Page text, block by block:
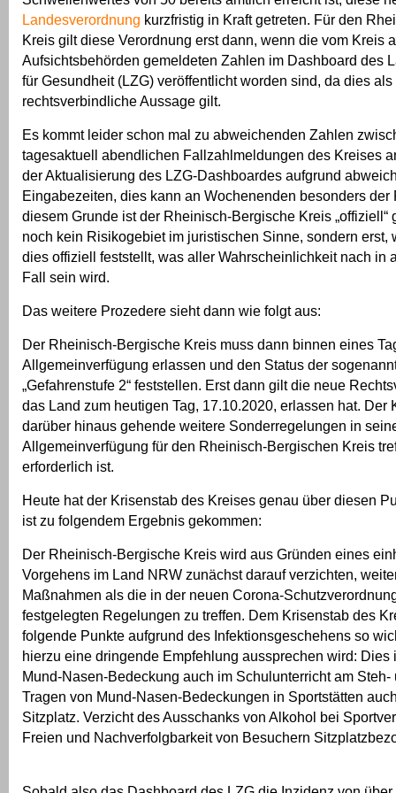
Landesverordnung kurzfristig in Kraft getreten. Für den
Kreis gilt diese Verordnung erst dann, wenn die vom Kreis
Aufsichtsbehörden gemeldeten Zahlen im Dashboard des
für Gesundheit (LZG) veröffentlicht worden sind, da dies als
rechtsverbindliche Aussage gilt.
Es kommt leider schon mal zu abweichenden Zahlen
tagesaktuell abendlichen Fallzahlmeldungen des Kreises
der Aktualisierung des LZG-Dashboardes aufgrund
Eingabezeiten, dies kann an Wochenenden besonders der
diesem Grunde ist der Rheinisch-Bergische Kreis „offiziell“
noch kein Risikogebiet im juristischen Sinne, sondern erst,
dies offiziell feststellt, was aller Wahrscheinlichkeit nach in
Fall sein wird.
Das weitere Prozedere sieht dann wie folgt aus:
Der Rheinisch-Bergische Kreis muss dann binnen eines
Allgemeinverfügung erlassen und den Status der
„Gefahrenstufe 2“ feststellen. Erst dann gilt die neue
das Land zum heutigen Tag, 17.10.2020, erlassen hat. Der
darüber hinaus gehende weitere Sonderregelungen in
Allgemeinverfügung für den Rheinisch-Bergischen Kreis
erforderlich ist.
Heute hat der Krisenstab des Kreises genau über diesen
ist zu folgendem Ergebnis gekommen:
Der Rheinisch-Bergische Kreis wird aus Gründen eines
Vorgehens im Land NRW zunächst darauf verzichten,
Maßnahmen als die in der neuen Corona-
festgelegten Regelungen zu treffen. Dem Krisenstab des
folgende Punkte aufgrund des Infektionsgeschehens so
hierzu eine dringende Empfehlung aussprechen wird: Dies
Mund-Nasen-Bedeckung auch im Schulunterricht am Steh-
Tragen von Mund-Nasen-Bedeckungen in Sportstätten
Sitzplatz. Verzicht des Ausschanks von Alkohol bei
Freien und Nachverfolgbarkeit von Besuchern